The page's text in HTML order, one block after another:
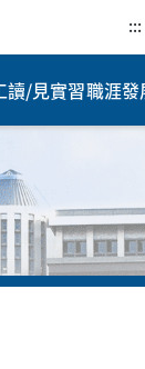
:::
讀/見實習職涯發